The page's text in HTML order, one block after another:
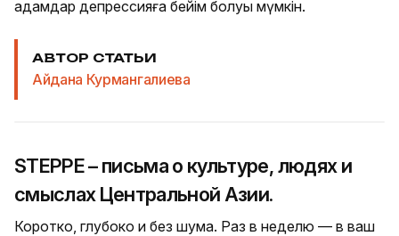
адамдар депрессияға бейім болуы мүмкін.
АВТОР СТАТЬИ
Айдана Курмангалиева
STEPPE – письма о культуре, людях и
смыслах Центральной Азии.
Коротко, глубоко и без шума. Раз в неделю — в ваш